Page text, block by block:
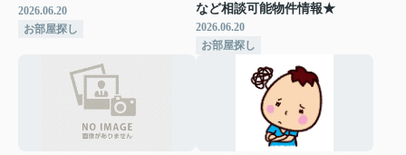
2026.06.20
お部屋探し
など相談可能物件情報★
2026.06.20
お部屋探し